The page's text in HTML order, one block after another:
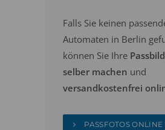
Falls Sie keinen
Automaten in Berlin
können Sie Ihre
selber machen und
versandkostenfrei
PASSFOTOS ONLINE